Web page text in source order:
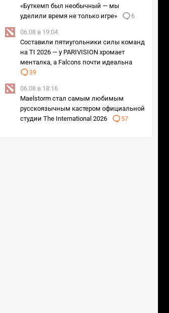
«Буткемп был необычный — мы
уделили время не только игре»
6
06.08 в 19:04
Составили пятиугольники силы команд
на TI 2026 — у PARIVISION хромает
менталка, а Falcons почти идеальна
39
06.08 в 18:16
Maelstorm стал самым любимым
русскоязычным кастером официальной
студии The International 2026
57